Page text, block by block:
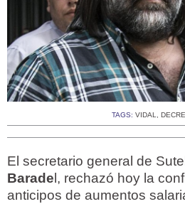
TAGS: VIDAL,
El secretario general de
Barade l, rechazó hoy la
anticipos de aumentos